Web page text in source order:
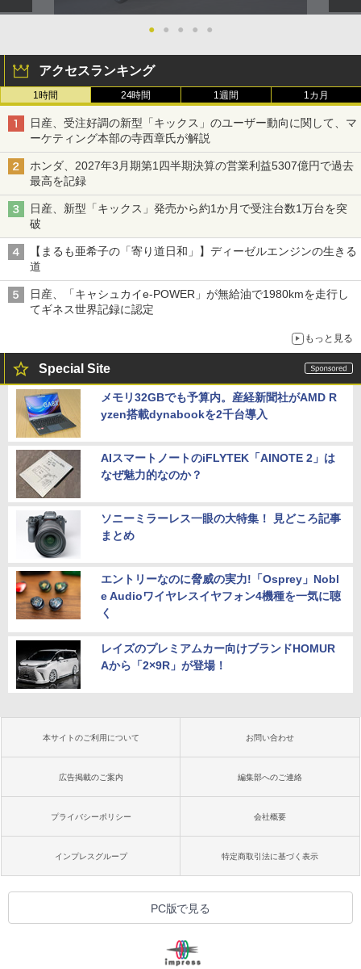
● ● ● ● ●
アクセスランキング
1時間 24時間 1週間 1カ月
日産、受注好調の新型「キックス」のユーザー動向に関して、マ
ーケティング本部の寺西章氏が解説
ホンダ、2027年3月期第1四半期決算の営業利益5307億円で過去
最高を記録
日産、新型「キックス」発売から約1か月で受注台数1万台を突
破
【まるも亜希子の「寄り道日和」】ディーゼルエンジンの生きる
道
日産、「キャシュカイe-POWER」が無給油で1980kmを走行し
てギネス世界記録に認定
もっと見る
Special Site
メモリ32GBでも予算内。産経新聞社がAMD R
yzen搭載dynabookを2千台導入
AIスマートノートのiFLYTEK「AINOTE 2」は
なぜ魅力的なのか？
ソニーミラーレス一眼の大特集！ 見どころ記事
まとめ
エントリーなのに脅威の実力!「Osprey」Nobl
e Audioワイヤレスイヤフォン4機種を一気に聴
く
レイズのプレミアムカー向けブランドHOMUR
Aから「2×9R」が登場！
本サイトのご利用について お問い合わせ
広告掲載のご案内 編集部へのご連絡
プライバシーポリシー 会社概要
インプレスグループ 特定商取引法に基づく表示
PC版で見る